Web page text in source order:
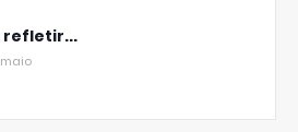
refletir...